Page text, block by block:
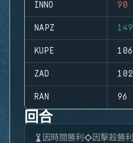
INNO 90
NAPZ 149
KUPE 106
ZAD 102
RAN 96
回合
因時間勝利 因擊殺勝利